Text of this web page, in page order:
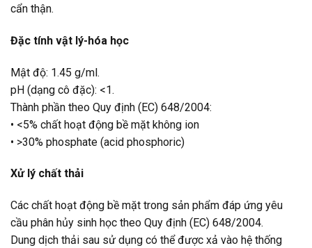
cẩn thận.
Đặc tính vật lý-hóa học
Mật độ: 1.45 g/ml.
pH (dạng cô đặc): <1.
Thành phần theo Quy định (EC) 648/2004:
• <5% chất hoạt động bề mặt không ion
• >30% phosphate (acid phosphoric)
Xử lý chất thải
Các chất hoạt động bề mặt trong sản phẩm đáp ứng yêu
cầu phân hủy sinh học theo Quy định (EC) 648/2004.
Dung dịch thải sau sử dụng có thể được xả vào hệ thống